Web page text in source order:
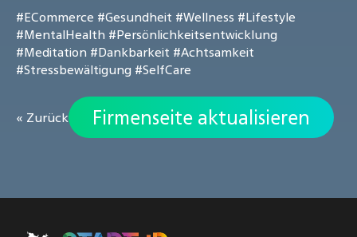
#ECommerce #Gesundheit #Wellness #Lifestyle
#MentalHealth #Persönlichkeitsentwicklung
#Meditation #Dankbarkeit #Achtsamkeit
#Stressbewältigung #SelfCare
« Zurück Firmenseite aktualisieren